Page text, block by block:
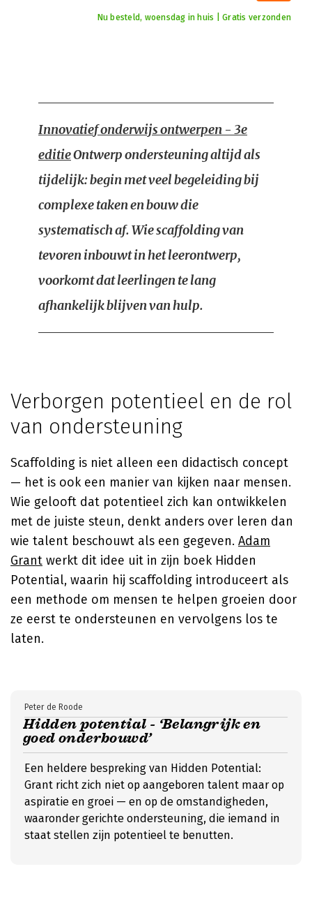
Nu besteld, woensdag in huis | Gratis verzonden
Innovatief onderwijs ontwerpen - 3e
editieOntwerp ondersteuning altijd als
tijdelijk: begin met veel begeleiding bij
complexe taken en bouw die
systematisch af. Wie scaffolding van
tevoren inbouwt in het leerontwerp,
voorkomt dat leerlingen te lang
afhankelijk blijven van hulp.
Verborgen potentieel en de rol
van ondersteuning
Scaffolding is niet alleen een didactisch concept
— het is ook een manier van kijken naar mensen.
Wie gelooft dat potentieel zich kan ontwikkelen
met de juiste steun, denkt anders over leren dan
wie talent beschouwt als een gegeven. Adam
Grant werkt dit idee uit in zijn boek Hidden
Potential, waarin hij scaffolding introduceert als
een methode om mensen te helpen groeien door
ze eerst te ondersteunen en vervolgens los te
laten.
Hidden potential - ‘Belangrijk en
goed onderbouwd’
Peter de Roode
Een heldere bespreking van Hidden Potential:
Grant richt zich niet op aangeboren talent maar op
aspiratie en groei — en op de omstandigheden,
waaronder gerichte ondersteuning, die iemand in
staat stellen zijn potentieel te benutten.